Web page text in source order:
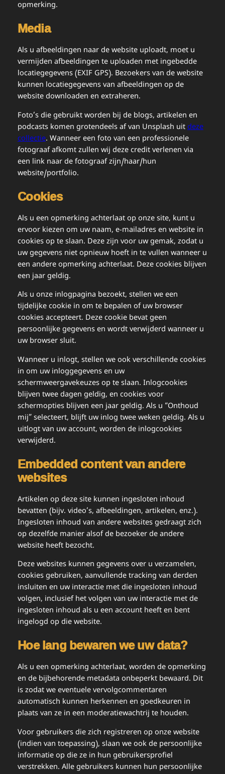
opmerking.
Media
Als u afbeeldingen naar de website uploadt, moet u
vermijden afbeeldingen te uploaden met ingebedde
locatiegegevens (EXIF GPS). Bezoekers van de website
kunnen locatiegegevens van afbeeldingen op de
website downloaden en extraheren.
Foto’s die gebruikt worden bij de blogs, artikelen en
podcasts komen grotendeels af van Unsplash uitdeze
collectie. Wanneer een foto van een professionele
fotograaf afkomt zullen wij deze credit verlenen via
een link naar de fotograaf zijn/haar/hun
website/portfolio.
Cookies
Als u een opmerking achterlaat op onze site, kunt u
ervoor kiezen om uw naam, e-mailadres en website in
cookies op te slaan. Deze zijn voor uw gemak, zodat u
uw gegevens niet opnieuw hoeft in te vullen wanneer u
een andere opmerking achterlaat. Deze cookies blijven
een jaar geldig.
Als u onze inlogpagina bezoekt, stellen we een
tijdelijke cookie in om te bepalen of uw browser
cookies accepteert. Deze cookie bevat geen
persoonlijke gegevens en wordt verwijderd wanneer u
uw browser sluit.
Wanneer u inlogt, stellen we ook verschillende cookies
in om uw inloggegevens en uw
schermweergavekeuzes op te slaan. Inlogcookies
blijven twee dagen geldig, en cookies voor
schermopties blijven een jaar geldig. Als u “Onthoud
mij” selecteert, blijft uw inlog twee weken geldig. Als u
uitlogt van uw account, worden de inlogcookies
verwijderd.
Embedded content van andere
websites
Artikelen op deze site kunnen ingesloten inhoud
bevatten (bijv. video’s, afbeeldingen, artikelen, enz.).
Ingesloten inhoud van andere websites gedraagt zich
op dezelfde manier alsof de bezoeker de andere
website heeft bezocht.
Deze websites kunnen gegevens over u verzamelen,
cookies gebruiken, aanvullende tracking van derden
insluiten en uw interactie met die ingesloten inhoud
volgen, inclusief het volgen van uw interactie met de
ingesloten inhoud als u een account heeft en bent
ingelogd op die website.
Hoe lang bewaren we uw data?
Als u een opmerking achterlaat, worden de opmerking
en de bijbehorende metadata onbeperkt bewaard. Dit
is zodat we eventuele vervolgcommentaren
automatisch kunnen herkennen en goedkeuren in
plaats van ze in een moderatiewachtrij te houden.
Voor gebruikers die zich registreren op onze website
(indien van toepassing), slaan we ook de persoonlijke
informatie op die ze in hun gebruikersprofiel
verstrekken. Alle gebruikers kunnen hun persoonlijke